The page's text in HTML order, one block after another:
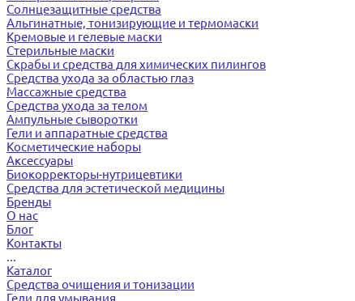
Солнцезащитные средства
Альгинатные, тонизирующие и термомаски
Кремовые и гелевые маски
Стерильные маски
Скрабы и средства для химических пилингов
Средства ухода за областью глаз
Массажные средства
Средства ухода за телом
Ампульные сыворотки
Гели и аппаратные средства
Косметические наборы
Аксессуары
Биокорректоры-нутрицевтики
Средства для эстетической медицины
Бренды
О нас
Блог
Контакты
...
Каталог
Средства очищения и тонизации
Гели для умывания